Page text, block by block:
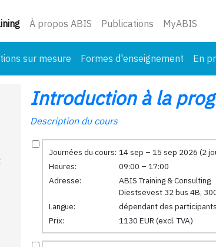
(courant)
À propos ABIS Publications MyABIS
sur mesure Formes d'enseignement En
Introduction à la
Description du cours
Journées du cours: 14 sep – 15 sep 2026 (2
Heures:
09:00 – 17:00
Adresse:
ABIS Training & Consulting
Diestsevest 32 bus 4B,
Langue:
dépendant des participants
Prix:
1130 EUR (excl. TVA)